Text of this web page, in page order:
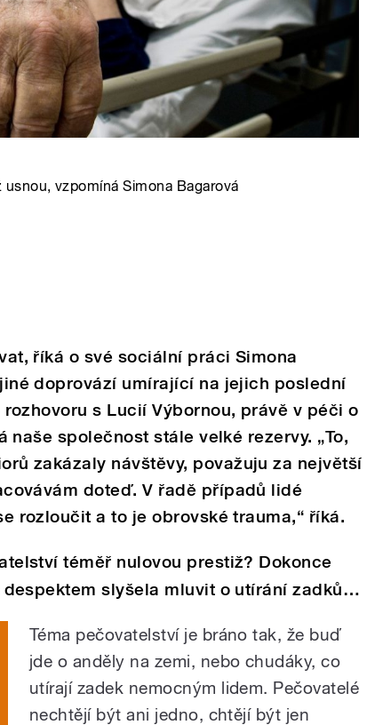
vzpomíná Simona Bagarová
říká o své sociální práci Simona
doprovází umírající na jejich poslední
s Lucií Výbornou, právě v péči o
společnost stále velké rezervy. „To,
zakázaly návštěvy, považuju za největší
doteď. V řadě případů lidé
rozloučit a to je obrovské trauma,“ říká.
téměř nulovou prestiž? Dokonce
slyšela mluvit o utírání zadků…
Téma pečovatelství je bráno tak, že buď
jde o anděly na zemi, nebo chudáky, co
utírají zadek nemocným lidem. Pečovatelé
nechtějí být ani jedno, chtějí být jen